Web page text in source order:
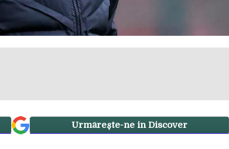
Urmărește-ne in Discover